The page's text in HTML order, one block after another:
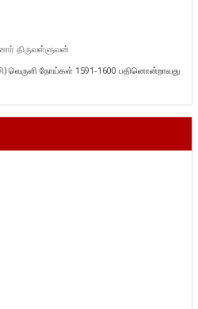
திருவள்ளுவன்
வெருளி நோய்கள் 1591-1600 பதினொன்றாவது